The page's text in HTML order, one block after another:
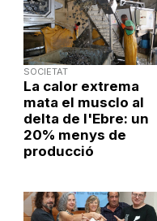
SOCIETAT
La calor extrema
mata el musclo al
delta de l'Ebre: un
20% menys de
producció